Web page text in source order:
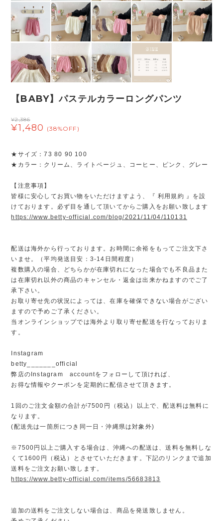
【BABY】パステルカラーロングパンツ
¥2,386
¥1,480 (38%OFF)
★サイズ：73 80 90 100
★カラー：クリーム、ライトベージュ、コーヒー、ピンク、グレー
【注意事項】
皆様に安心してお買い物をいただけますよう、『 利用規約 』を設
けております。必ず目を通して頂いてからご購入をお願い致します
https://www.betty-official.com/blog/2021/11/04/110131
配送は海外から行っております。お時間に余裕をもってご注文下さ
いませ。（平均発送目安：3-14日間程度）
複数購入の場合、どちらかが在庫切れになった場合でも不良品また
は在庫切れ以外の商品のキャンセル・返金は出来かねますのでご了
承下さい。
お取り寄せ先の状況によっては、在庫を確保できない場合がござい
ますので予めご了承ください。
当オンラインショップでは海外より取り寄せ配送を行なっておりま
す。
Instagram
betty_______official
弊店のInstagram accountをフォローして頂ければ、
お得な情報やクーポンを定期的に配信させて頂きます。
1回のご注文金額の合計が7500円（税込）以上で、配送料は無料に
なります。
(配送先は一箇所につき同一日・沖縄県は対象外)
※7500円以上ご購入する場合は、沖縄への配送は、送料を無料しな
くて1600円（税込）とさせていただきます。下記のリンクまで追加
送料をご注文お願い致します。
https://www.betty-official.com/items/56683813
追加の送料をご注文しない場合は、商品を発送致しません。